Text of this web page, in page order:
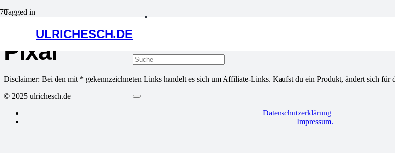
ULRICHESCH.DE
Tagged in
Pixar
Disclaimer: Bei den mit * gekennzeichneten Links handelt es sich um Affiliate-Links. Kaufst du ein Produkt, ändert sich für
© 2025 ulrichesch.de
Datenschutzerklärung.
Impressum.